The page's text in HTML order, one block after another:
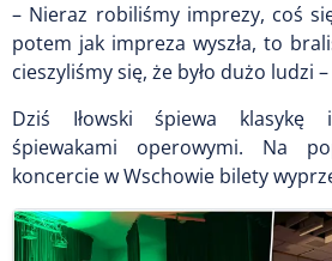
– Nieraz robiliśmy imprezy, coś
potem jak impreza wyszła, to
cieszyliśmy się, że było dużo ludzi –
Dziś Iłowski śpiewa klasykę
śpiewakami operowymi. Na
koncercie w Wschowie bilety